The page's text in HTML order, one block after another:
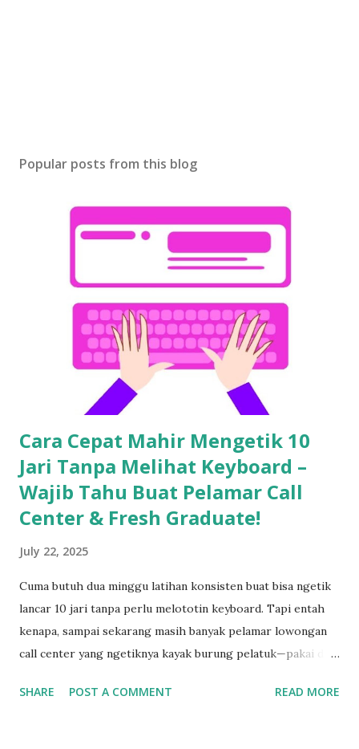
Popular posts from this blog
Cara Cepat Mahir Mengetik 10
Jari Tanpa Melihat Keyboard –
Wajib Tahu Buat Pelamar Call
Center & Fresh Graduate!
July 22, 2025
Cuma butuh dua minggu latihan konsisten buat bisa ngetik
lancar 10 jari tanpa perlu melototin keyboard. Tapi entah
kenapa, sampai sekarang masih banyak pelamar lowongan
call center yang ngetiknya kayak burung pelatuk—pakai dua
utama kalau kerja di dunia pelayanan pelanggan. Gak Bisa
SHARE POST A COMMENT READ MORE